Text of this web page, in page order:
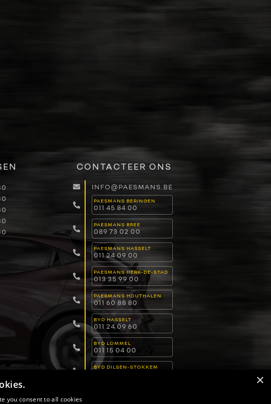
CONTACTEER ONS
INFO@PAESMANS.BE
PAESMANS BERINGEN
011 45 84 00
PAESMANS BREE
089 73 02 00
PAESMANS HASSELT
011 24 09 00
PAESMANS HERK-DE-STAD
013 35 99 00
PAESMANS HOUTHALEN
011 60 88 80
BYD HASSELT
011 24 09 60
BYD LOMMEL
011 15 04 00
BYD DILSEN-STOKKEM
×
you consent to all cookies